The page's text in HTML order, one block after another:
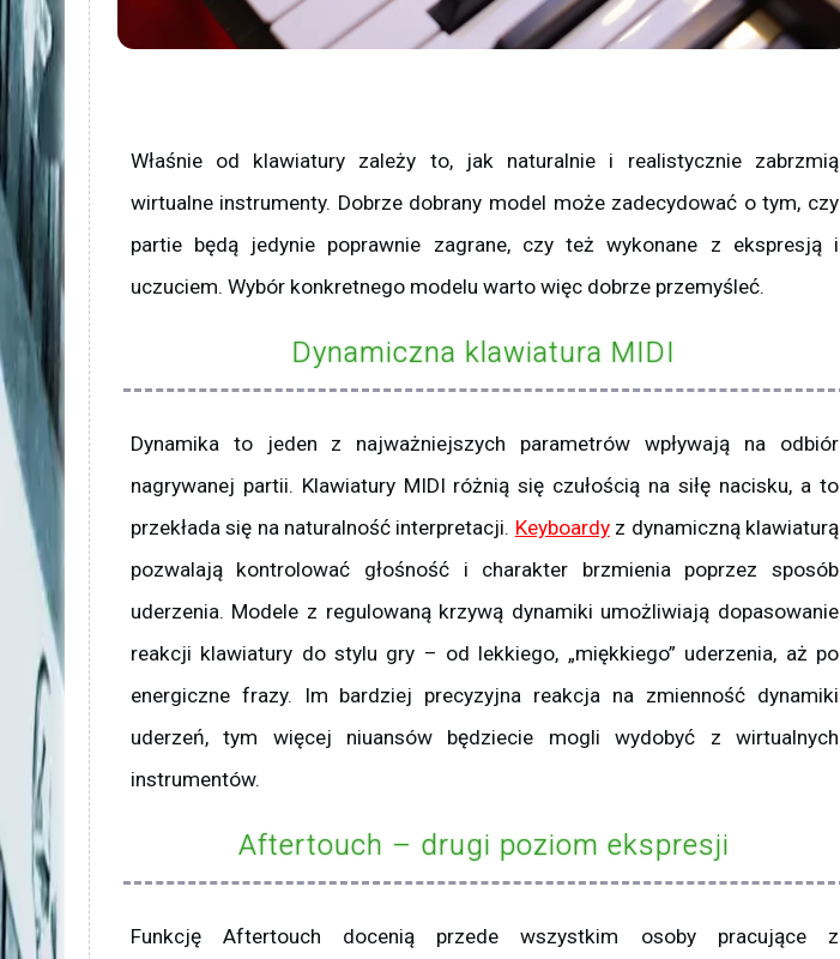
Właśnie od klawiatury zależy to, jak naturalnie i realistycznie zabrzmią
wirtualne instrumenty. Dobrze dobrany model może zadecydować o tym, czy
partie będą jedynie poprawnie zagrane, czy też wykonane z ekspresją i
uczuciem. Wybór konkretnego modelu warto więc dobrze przemyśleć.
Dynamiczna klawiatura MIDI
Dynamika to jeden z najważniejszych parametrów wpływają na odbiór
nagrywanej partii. Klawiatury MIDI różnią się czułością na siłę nacisku, a to
przekłada się na naturalność interpretacji. Keyboardyz dynamiczną klawiaturą
pozwalają kontrolować głośność i charakter brzmienia poprzez sposób
uderzenia. Modele z regulowaną krzywą dynamiki umożliwiają dopasowanie
reakcji klawiatury do stylu gry – od lekkiego, „miękkiego” uderzenia, aż po
energiczne frazy. Im bardziej precyzyjna reakcja na zmienność dynamiki
uderzeń, tym więcej niuansów będziecie mogli wydobyć z wirtualnych
instrumentów.
Aftertouch – drugi poziom ekspresji
Funkcję Aftertouch docenią przede wszystkim osoby pracujące z